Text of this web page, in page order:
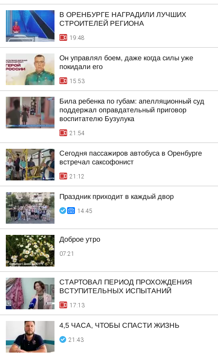
В ОРЕНБУРГЕ НАГРАДИЛИ ЛУЧШИХ
СТРОИТЕЛЕЙ РЕГИОНА
19:48
Он управлял боем, даже когда силы уже
покидали его
15:53
Била ребенка по губам: апелляционный суд
поддержал оправдательный приговор
воспитателю Бузулука
21:54
Сегодня пассажиров автобуса в Оренбурге
встречал саксофонист
21:12
Праздник приходит в каждый двор
14:45
Доброе утро
07:21
СТАРТОВАЛ ПЕРИОД ПРОХОЖДЕНИЯ
ВСТУПИТЕЛЬНЫХ ИСПЫТАНИЙ
17:13
4,5 ЧАСА, ЧТОБЫ СПАСТИ ЖИЗНЬ
21:43